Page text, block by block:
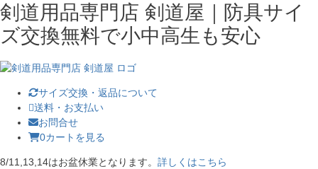
剣道用品専門店 剣道屋｜防具サイ
ズ交換無料で小中高生も安心
サイズ交換・返品について
送料・お支払い
お問合せ
0カートを見る
8/11,13,14はお盆休業となります。 詳しくはこちら